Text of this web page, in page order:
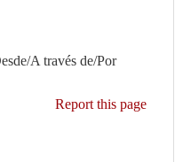
A través de/Por
Report this page